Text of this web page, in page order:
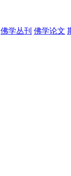
佛学丛刊 佛学论文